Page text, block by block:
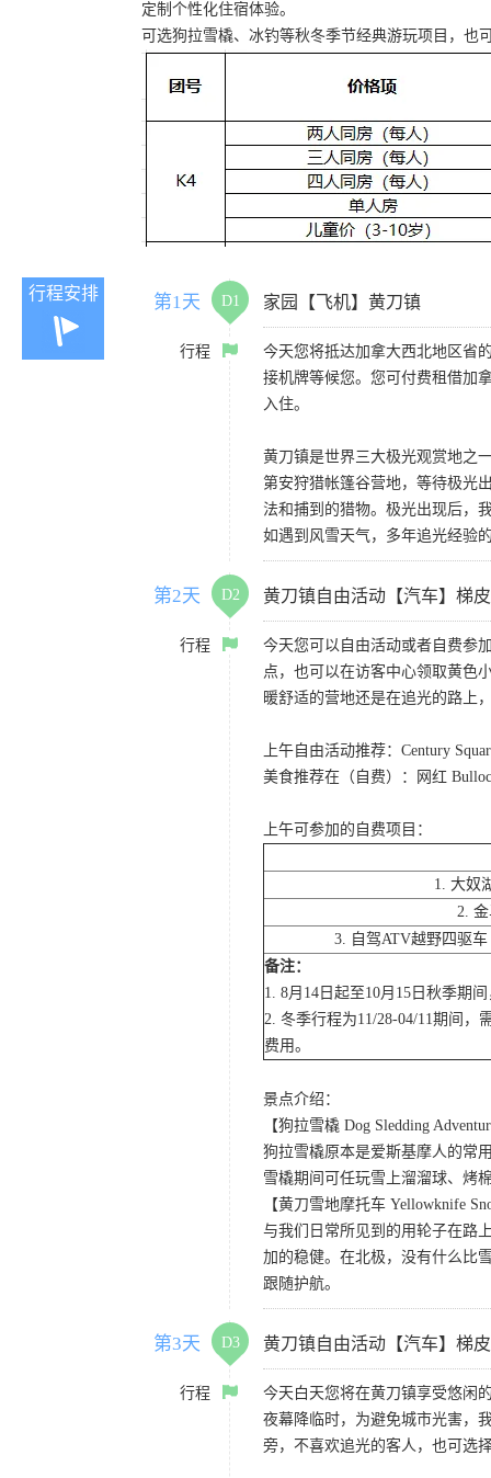
定制个性化住宿体验。
可选狗拉雪橇、冰钓等秋冬季节经典游玩项目，也
行程安排 第1天 D1 家园【飞机】黄刀镇
行程
今天您将抵达加拿大西北地区省
接机牌等候您。您可付费租借加
入住。
黄刀镇是世界三大极光观赏地之
第安狩猎帐篷谷营地，等待极光
法和捕到的猎物。极光出现后，
如遇到风雪天气，多年追光经验
第2天 D2 黄刀镇自由活动【汽车】梯
行程
今天您可以自由活动或者自费参
点，也可以在访客中心领取黄色
暖舒适的营地还是在追光的路上
上午自由活动推荐：Century
美食推荐在（自费）：网红
上午可参加的自费项目：
1. 大奴
2.
3. 自驾ATV越野四驱
备注：
1. 8月14日起至10月15日秋季期
2. 冬季行程为11/28-04/11期间
费用。
景点介绍：
【狗拉雪橇 Dog Sledding
狗拉雪橇原本是爱斯基摩人的常
雪橇期间可任玩雪上溜溜球、烤
【黄刀雪地摩托车 Yellowknife
与我们日常所见到的用轮子在路
加的稳健。在北极，没有什么比
跟随护航。
第3天 D3 黄刀镇自由活动【汽车】梯
行程
今天白天您将在黄刀镇享受悠闲
夜幕降临时，为避免城市光害，
旁，不喜欢追光的客人，也可选